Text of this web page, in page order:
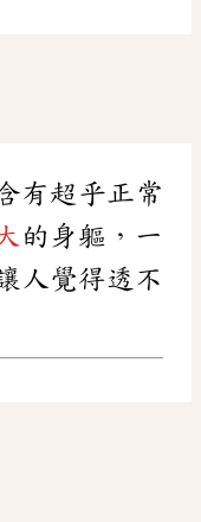
有超乎正常
的身軀，一
人覺得透不